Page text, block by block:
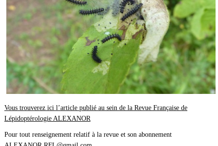
Vous trouverez ici l’article publié au sein de la Revue Française de
Lépidoptérologie ALEXANOR
Pour tout renseignement relatif à la revue et son abonnement